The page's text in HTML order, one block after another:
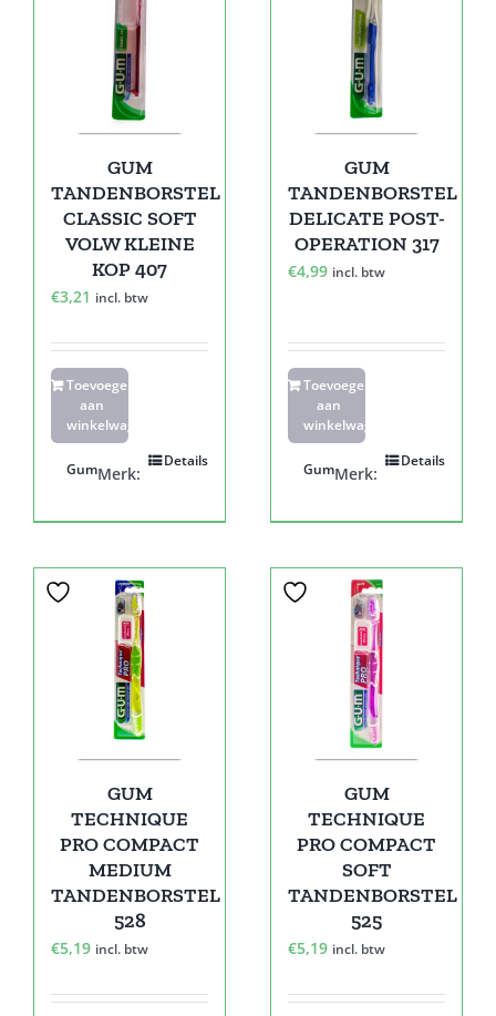
GUM
TANDENBORSTEL
CLASSIC SOFT
VOLW KLEINE
KOP 407
€3,21 incl. btw
Toevoegen
aan
winkelwagen
Details
Merk:
Gum
GUM
TANDENBORSTEL
DELICATE POST-
OPERATION 317
€4,99 incl. btw
Toevoegen
aan
winkelwagen
Details
Merk:
Gum
GUM
TECHNIQUE
PRO COMPACT
MEDIUM
TANDENBORSTEL
528
€5,19 incl. btw
GUM
TECHNIQUE
PRO COMPACT
SOFT
TANDENBORSTEL
525
€5,19 incl. btw